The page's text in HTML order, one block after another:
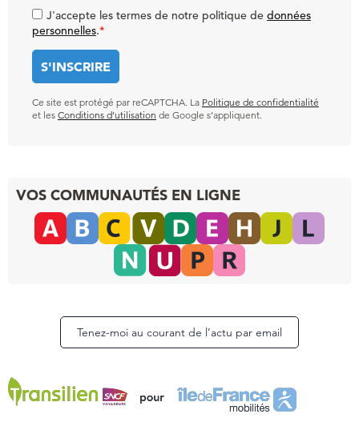
J'accepte les termes de notre politique de données
personnelles.*
Ce site est protégé par reCAPTCHA. La Politique de confidentialité
et les Conditions d’utilisation de Google s’appliquent.
VOS COMMUNAUTÉS EN LIGNE
Tenez-moi au courant de l’actu par email